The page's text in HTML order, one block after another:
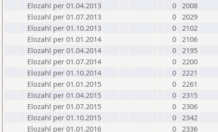
Elozahl per 01.04.2013
0 2008
Elozahl per 01.07.2013
0 2029
Elozahl per 01.10.2013
0 2102
Elozahl per 01.01.2014
0 2106
Elozahl per 01.04.2014
0 2195
Elozahl per 01.07.2014
0 2200
Elozahl per 01.10.2014
0 2221
Elozahl per 01.01.2015
0 2261
Elozahl per 01.04.2015
0 2315
Elozahl per 01.07.2015
0 2306
Elozahl per 01.10.2015
0 2342
Elozahl per 01.01.2016
0 2336